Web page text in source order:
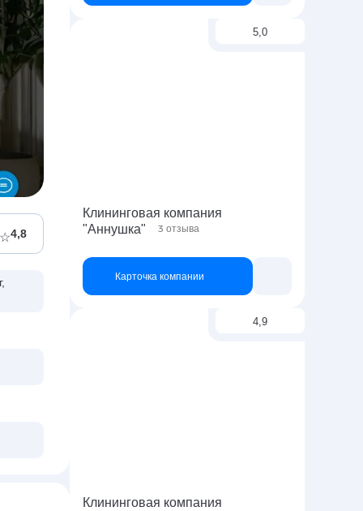
4,8
5,0
Клининговая компания
"Аннушка"
3 отзыва
Карточка компании
4,9
Клининговая компания